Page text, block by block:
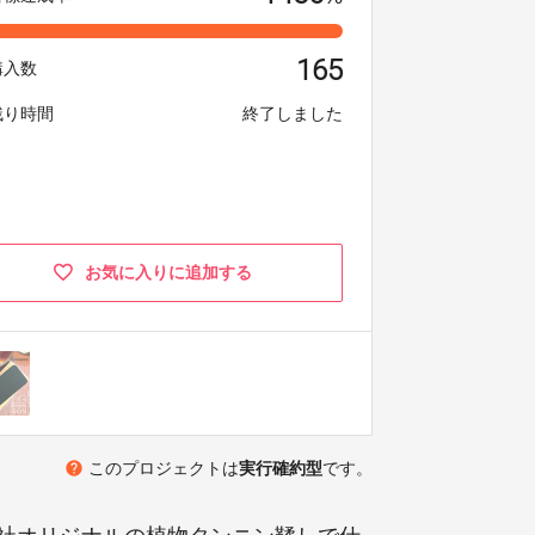
入数 165
り時間 終了しました
お気に入りに追加する
help このプロジェクトは実行確約型です。